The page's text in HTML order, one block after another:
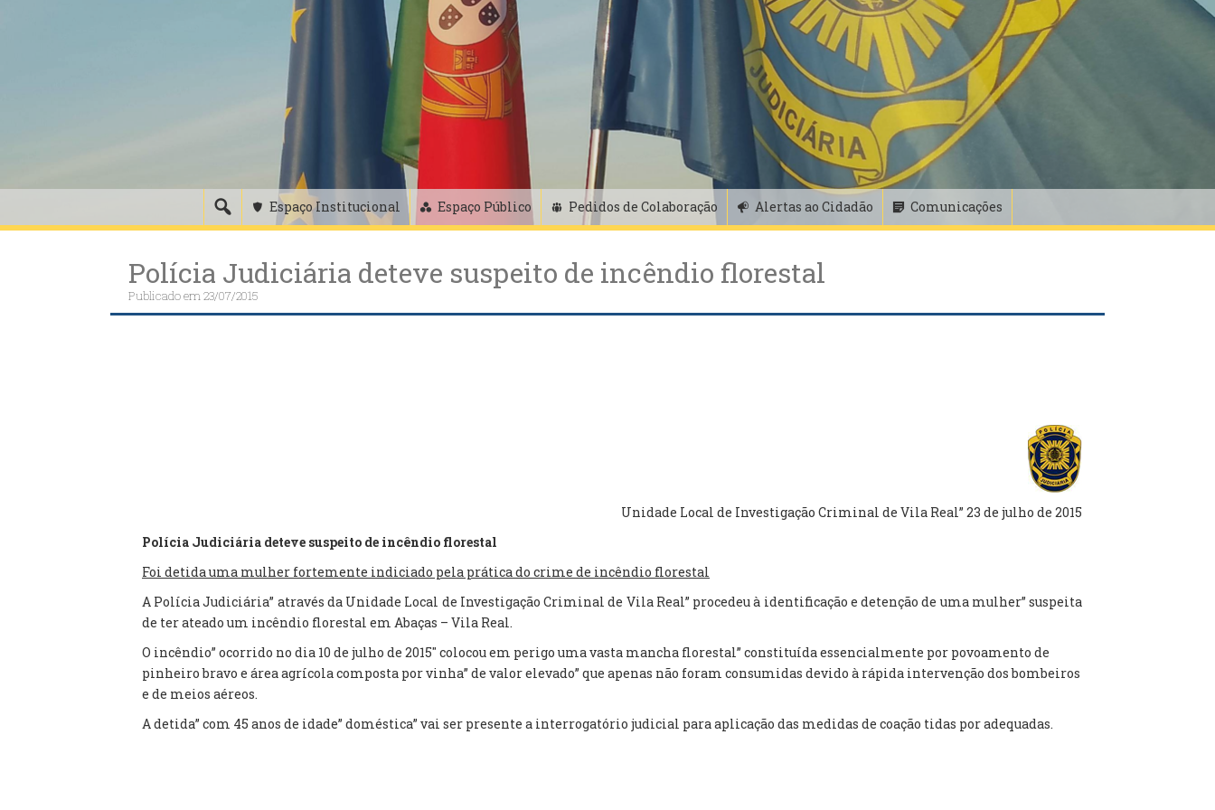
Espaço Institucional Espaço Público Pedidos de Colaboração Alertas ao Cidadão Comunicações
Polícia Judiciária deteve suspeito de incêndio florestal
Publicado em23/07/2015
Unidade Local de Investigação Criminal de Vila Real” 23 de julho de 2015
Polícia Judiciária deteve suspeito de incêndio florestal
Foi detida uma mulher fortemente indiciado pela prática do crime de incêndio florestal
A Polícia Judiciária” através da Unidade Local de Investigação Criminal de Vila Real” procedeu à identificação e detenção de uma mulher” suspeita
de ter ateado um incêndio florestal em Abaças – Vila Real.
O incêndio” ocorrido no dia 10 de julho de 2015″ colocou em perigo uma vasta mancha florestal” constituída essencialmente por povoamento de
pinheiro bravo e área agrícola composta por vinha” de valor elevado” que apenas não foram consumidas devido à rápida intervenção dos bombeiros
e de meios aéreos.
A detida” com 45 anos de idade” doméstica” vai ser presente a interrogatório judicial para aplicação das medidas de coação tidas por adequadas.